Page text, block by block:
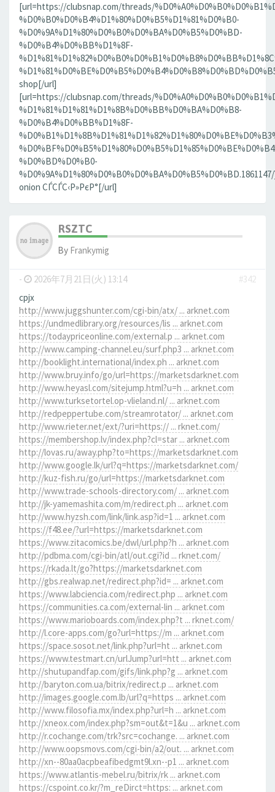
[url=https://clubsnap.com/threads/
%D0%B0%D0%B4%D1%80%D0%B5%D1%81%D0%B0-
%D0%9A%D1%80%D0%B0%D0%BA%D0%B5%D0%BD-
%D0%B4%D0%BB%D1%8F-
shop[/url]
[url=https://clubsnap.com/threads/
%D1%81%D1%81%D1%8B%D0%BB%D0%BA%D0%B8-
%D0%B4%D0%BB%D1%8F-
%D0%BD%D0%B0-
onion СЃСЃС‹Р»РєР°[/url]
RSZTC
By Frankymig
- 2026年7月21日(火) 13:14
#342
cpjx
http://www.juggshunter.com/cgi-bin/atx/ ... arknet.com
https://undmedlibrary.org/resources/lis ... arknet.com
https://todaypriceonline.com/external.p ... arknet.com
http://www.camping-channel.eu/surf.php3 ... arknet.com
http://booklight.international/index.ph ... arknet.com
http://www.bruy.info/go/url=https://marketsdarknet.com
http://www.heyasl.com/sitejump.html?u=h ... arknet.com
http://www.turksetortel.op-vlieland.nl/ ... arknet.com
http://redpeppertube.com/streamrotator/ ... arknet.com
http://www.rieter.net/ext/?uri=https:// ... rknet.com/
https://membershop.lv/index.php?cl=star ... arknet.com
http://lovas.ru/away.php?to=https://marketsdarknet.com
http://www.google.lk/url?q=https://marketsdarknet.com/
http://kuz-fish.ru/go/url=https://marketsdarknet.com
http://www.trade-schools-directory.com/ ... arknet.com
http://jk-yamemashita.com/m/redirect.ph ... arknet.com
http://www.hyzsh.com/link/link.asp?id=1 ... arknet.com
https://f48.ee/?url=https://marketsdarknet.com
https://www.zitacomics.be/dwl/url.php?h ... arknet.com
http://pdbma.com/cgi-bin/atl/out.cgi?id ... rknet.com/
https://rkada.lt/go?https://marketsdarknet.com
http://gbs.realwap.net/redirect.php?id= ... arknet.com
https://www.labciencia.com/redirect.php ... arknet.com
https://communities.ca.com/external-lin ... arknet.com
https://www.marioboards.com/index.php?t ... rknet.com/
http://l.core-apps.com/go?url=https://m ... arknet.com
https://space.sosot.net/link.php?url=ht ... arknet.com
https://www.testmart.cn/urlJump?url=htt ... arknet.com
http://shutupandfap.com/gifs/link.php?g ... arknet.com
http://baryton.com.ua/bitrix/redirect.p ... arknet.com
http://images.google.com.lb/url?q=https ... arknet.com
http://www.filosofia.mx/index.php?url=h ... arknet.com
http://xneox.com/index.php?sm=out&t=1&u ... arknet.com
http://r.cochange.com/trk?src=cochange. ... arknet.com
http://www.oopsmovs.com/cgi-bin/a2/out. ... arknet.com
http://xn--80aa0acpbeafibedgmt9l.xn--p1 ... arknet.com
https://www.atlantis-mebel.ru/bitrix/rk ... arknet.com
https://cspoint.co.kr/?m_reDirct=https: ... arknet.com